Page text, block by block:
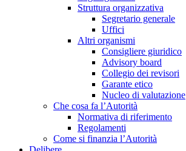
Struttura organizzativa
Segretario generale
Uffici
Altri organismi
Consigliere giuridico
Advisory board
Collegio dei revisori
Garante etico
Nucleo di valutazione
Che cosa fa l’Autorità
Normativa di riferimento
Regolamenti
Come si finanzia l’Autorità